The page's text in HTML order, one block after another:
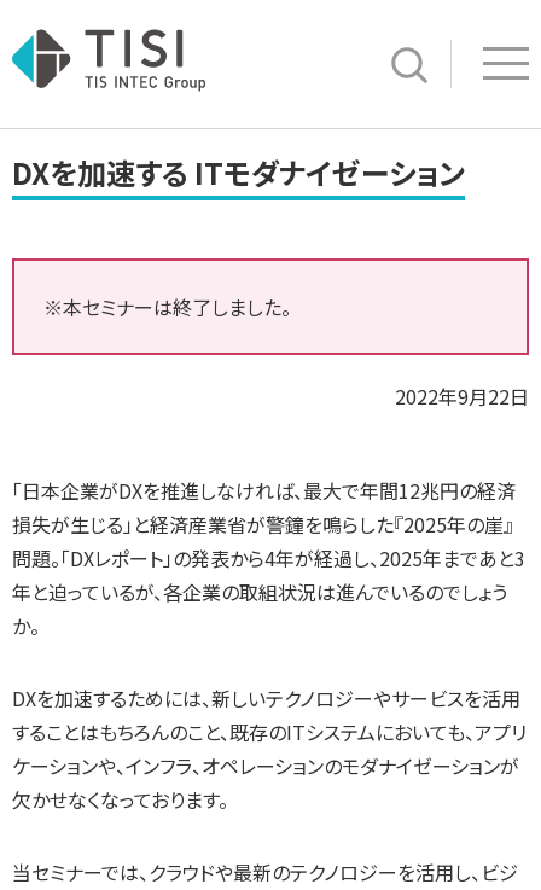
サイト内検索
DXを加速する ITモダナイゼーション
※本セミナーは終了しました。
2022年9月22日
「日本企業がDXを推進しなければ、最大で年間12兆円の経済
損失が生じる」と経済産業省が警鐘を鳴らした『2025年の崖』
問題。「DXレポート」の発表から4年が経過し、2025年まであと3
年と迫っているが、各企業の取組状況は進んでいるのでしょう
か。
DXを加速するためには、新しいテクノロジーやサービスを活用
することはもちろんのこと、既存のITシステムにおいても、アプリ
ケーションや、インフラ、オペレーションのモダナイゼーションが
欠かせなくなっております。
当セミナーでは、クラウドや最新のテクノロジーを活用し、ビジ